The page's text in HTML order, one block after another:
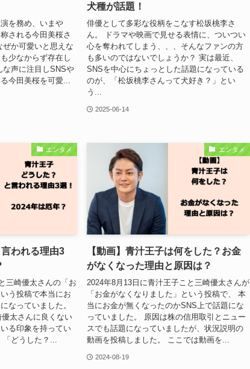
を務め、いまや
される今田美桜さ
か可愛いと思えな
少なからず存在し
声に注目しSNSや
今田美桜を可愛...
犬種が話題！
俳優として多彩な役柄をこなす松坂桃李さ
ん。 ドラマや映画で見せる表情に、ついつい
心を奪われてしまう、、、そんなファンの方
も多いのではないでしょうか？ 実は最近、
SNSを中心にちょっとした話題になっている
のが、「松坂桃李さんって犬好き？」とい
う...
2025-06-14
エンタメ
われる理由3
三崎優太さんの「お
う投稿で本当にお
なっていました。
太さんに良くない
る印象を持ってい
「どうした？...
エンタメ
【動画】青汁王子は何をした？お金
がなくなった理由と原因は？
2024年8月13日に青汁王子こと三崎優太さんが
「お金がなくなりました」という投稿で、 本
当にお金が無くなったのかSNS上で話題にな
っていました。 原因は株の信用取引とニュー
スでも話題になっていましたが、状況説明の
動画を投稿しました。 ここでは動画を...
2024-08-19